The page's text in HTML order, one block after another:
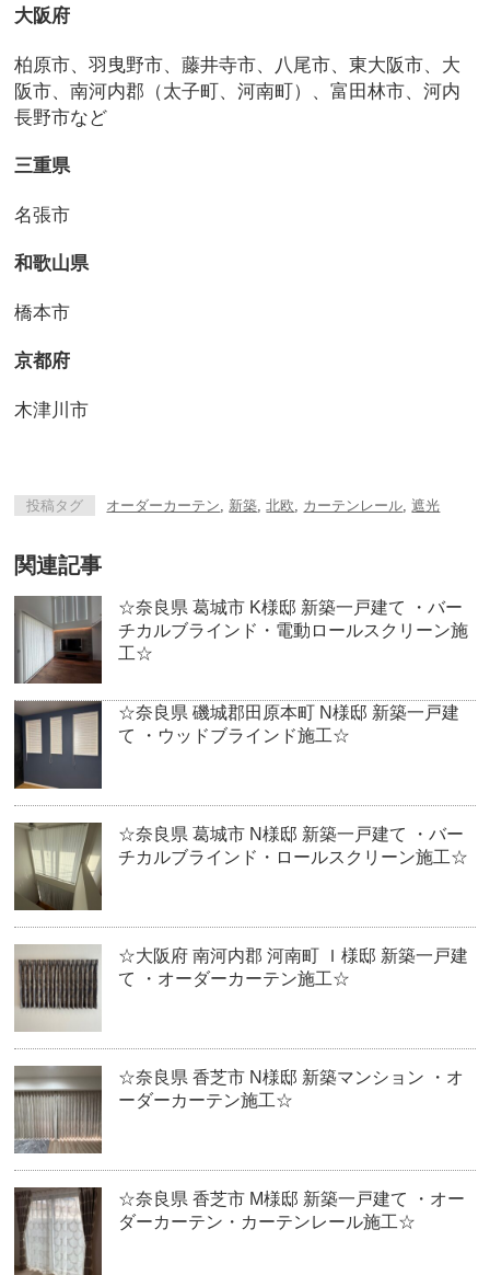
大阪府
柏原市、羽曳野市、藤井寺市、八尾市、東大阪市、大
阪市、南河内郡（太子町、河南町）、富田林市、河内
長野市など
三重県
名張市
和歌山県
橋本市
京都府
木津川市
投稿タグ オーダーカーテン, 新築,北欧, カーテンレール,遮光
関連記事
☆奈良県 葛城市 K様邸 新築一戸建て ・バー
チカルブラインド・電動ロールスクリーン施
工☆
☆奈良県 磯城郡田原本町 N様邸 新築一戸建
て ・ウッドブラインド施工☆
☆奈良県 葛城市 N様邸 新築一戸建て ・バー
チカルブラインド・ロールスクリーン施工☆
☆大阪府 南河内郡 河南町 Ｉ様邸 新築一戸建
て ・オーダーカーテン施工☆
☆奈良県 香芝市 N様邸 新築マンション ・オ
ーダーカーテン施工☆
☆奈良県 香芝市 M様邸 新築一戸建て ・オー
ダーカーテン・カーテンレール施工☆